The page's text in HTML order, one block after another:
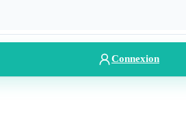
Connexion